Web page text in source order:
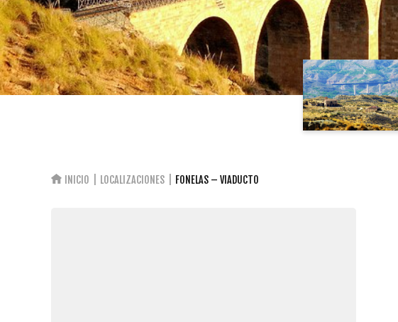
INICIO LOCALIZACIONES FONELAS – VIADUCTO